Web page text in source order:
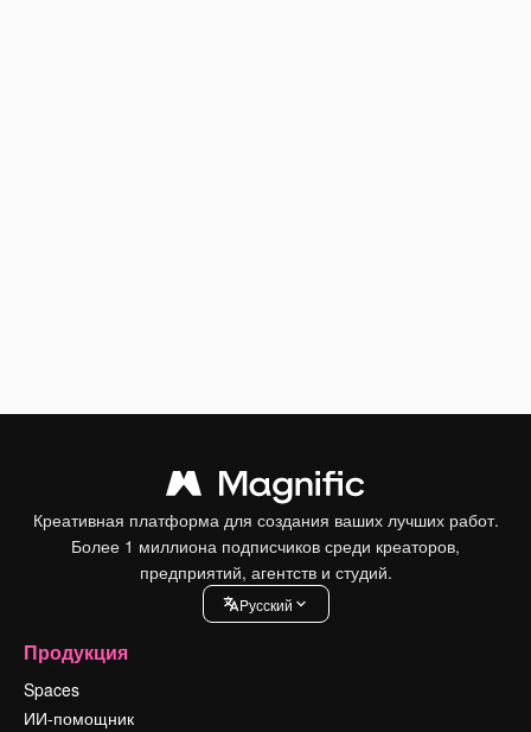
Креативная платформа для создания ваших лучших работ.
Более 1 миллиона подписчиков среди креаторов,
предприятий, агентств и студий.
Pусский
Продукция
Spaces
ИИ-помощник